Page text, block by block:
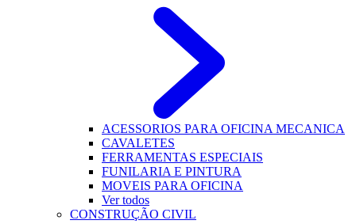
ACESSORIOS PARA OFICINA MECANICA
CAVALETES
FERRAMENTAS ESPECIAIS
FUNILARIA E PINTURA
MOVEIS PARA OFICINA
Ver todos
CONSTRUÇÃO CIVIL